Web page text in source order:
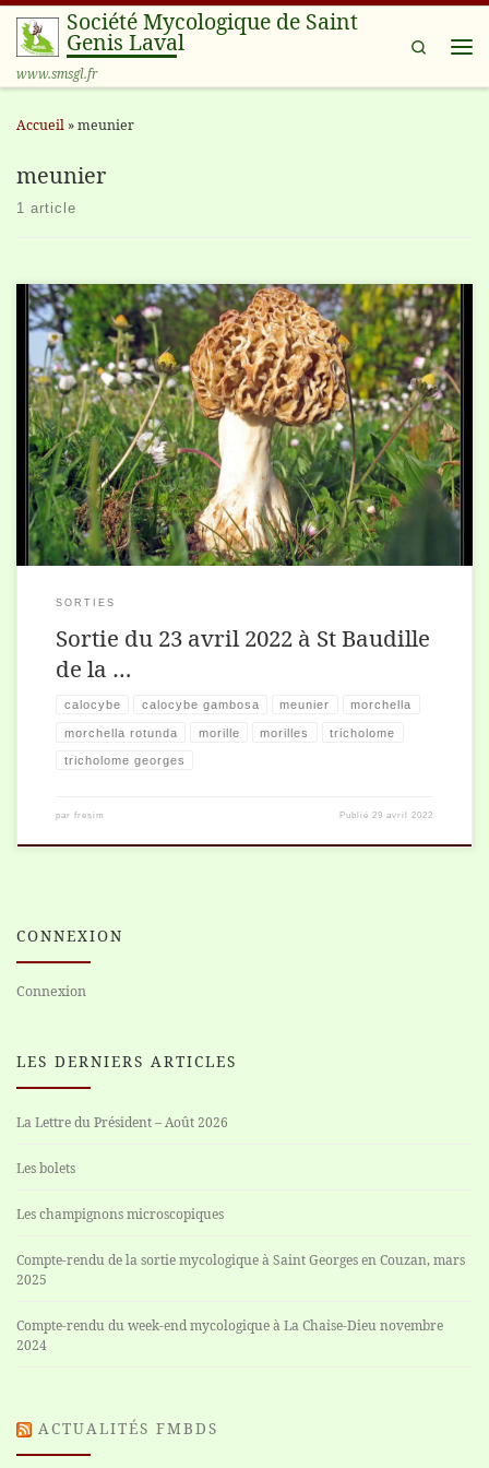
Passer au contenu
Société Mycologique de Saint
Genis Laval
www.smsgl.fr
Search
Accueil »meunier
meunier
1 article
Ramasse tout aussi homéopathique que sympathique...
SORTIES
Sortie du 23 avril 2022 à St Baudille
de la …
calocybe calocybe gambosa meunier morchella
morchella rotunda morille morilles tricholome
tricholome georges
par fresim Publié 29 avril 2022
CONNEXION
Connexion
LES DERNIERS ARTICLES
La Lettre du Président – Août 2026
Les bolets
Les champignons microscopiques
Compte-rendu de la sortie mycologique à Saint Georges en Couzan, mars
2025
Compte-rendu du week-end mycologique à La Chaise-Dieu novembre
2024
ACTUALITÉS FMBDS